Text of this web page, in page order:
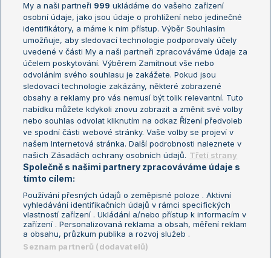
Žebříček ATP (muži)
Žebříček WTA (ženy)
Sázkařský žebříček
Australian Open
French Open
Wimbledon
US Open
Turnaj mistrů
Turnaj mistryň
Aktualní trendy
Fotbalové přestupy
Livesport Daily
LS Prague Open
Podmínky užití
Nastavení soukromí
GDPR a žurnalistika
Reklama
Kontakt
Informace o zpracování osobních
údajů
My a naši partneři 999 ukládáme do vašeho zařízení
osobní údaje, jako jsou údaje o prohlížení nebo jedinečné
identifikátory, a máme k nim přístup. Výběr Souhlasím
umožňuje, aby sledovací technologie podporovaly účely
uvedené v části My a naši partneři zpracováváme údaje za
účelem poskytování. Výběrem Zamítnout vše nebo
odvoláním svého souhlasu je zakážete. Pokud jsou
sledovací technologie zakázány, některé zobrazené
obsahy a reklamy pro vás nemusí být tolik relevantní. Tuto
nabídku můžete kdykoli znovu zobrazit a změnit své volby
nebo souhlas odvolat kliknutím na odkaz Řízení předvoleb
ve spodní části webové stránky. Vaše volby se projeví v
našem Internetová stránka. Další podrobnosti naleznete v
našich Zásadách ochrany osobních údajů. Třetí strany
Společně s našimi partnery zpracováváme údaje s
tímto cílem:
Používání přesných údajů o zeměpisné poloze . Aktivní
vyhledávání identifikačních údajů v rámci specifických
vlastností zařízení . Ukládání a/nebo přístup k informacím v
zařízení . Personalizovaná reklama a obsah, měření reklam
a obsahu, průzkum publika a rozvoj služeb .
Seznam partnerů (dodavatelů)